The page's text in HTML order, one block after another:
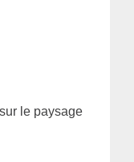
le paysage